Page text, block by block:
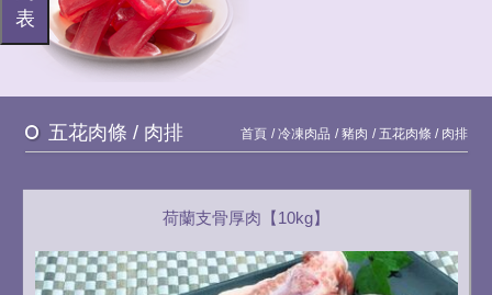
表
五花肉條 / 肉排 首頁 冷凍肉品 豬肉 五花肉條 / 肉排
荷蘭支骨厚肉【10kg】